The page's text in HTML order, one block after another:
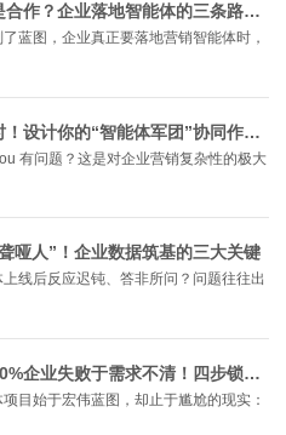
自研、采购还是合作？企业落地智能体的三条路径全解析
蓝图，企业真正要落地营销智能体时，
单打独斗已过时！设计你的“智能体军团”协同作战图
有问题？这是对企业营销复杂性的极大
哑人”！企业数据筑基的三大关键
线后反应迟钝、答非所问？问题往往出
第一步就错？80%企业失败于需求不清！四步锁定智能体真实痛点
目始于宏伟蓝图，却止于尴尬的现实：